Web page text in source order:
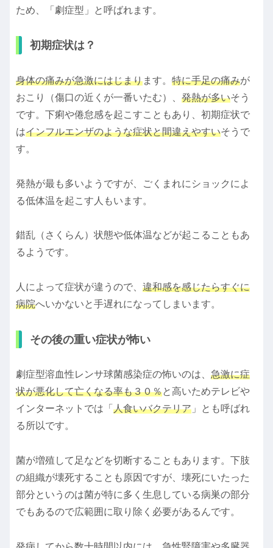
ため、「劇症型」と呼ばれます。
初期症状は？
身体の痛みが急激にはじまります。 特に手足の痛みが
おこり（傷口の近くが一番いたむ）、 発熱が多いそう
です。下痢や倦怠感を起こすこともあり、初期症状で
はインフルエンザのような症状と間違えやすいそうで
す。
発熱が最も多いようですが、ごくまれにショックによ
る低体温を起こす人もいます。
錯乱（さくらん）状態や低体温などが起こることもあ
るようです。
人によって症状が違うので、 違和感を感じたらすぐに
病院へいかないと手遅れになってしまいます。
その後の重い症状が怖い
劇症型溶血性レンサ球菌感染症の怖いのは、 急激に症
状が悪化して亡くなる率も３０％と高いためテレビや
インターネットでは「 人食いバクテリア 」とも呼ばれ
る所以です。
菌が増殖して足などを切断することもあります。下肢
の組織が壊死することも原因ですが、壊死にいたった
部分というのは菌が特に多く生息している病巣の部分
でもあるので広範囲に取り除く必要があるんです。